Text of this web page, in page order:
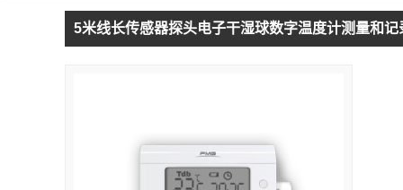
5米线长传感器探头电子干湿球数字温度计测量和